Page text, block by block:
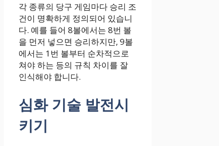
각 종류의 당구 게임마다 승리 조
건이 명확하게 정의되어 있습니
다. 예를 들어 8볼에서는 8번 볼
을 먼저 넣으면 승리하지만, 9볼
에서는 1번 볼부터 순차적으로
쳐야 하는 등의 규칙 차이를 잘
인식해야 합니다.
심화 기술 발전시
키기